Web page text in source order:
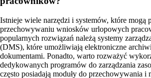
Istnieje wiele narzędzi i systemów, które mogą
przechowywaniu wniosków urlopowych
popularnych rozwiązań należą systemy
(DMS), które umożliwiają elektroniczne
dokumentami. Ponadto, warto rozważyć
dedykowanych programów do zarządzania
często posiadają moduły do przechowywania i